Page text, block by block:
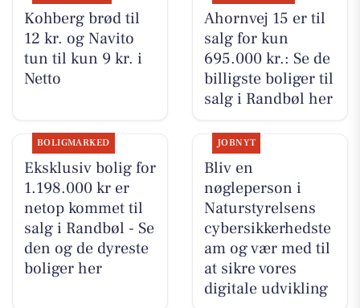
Kohberg brød til
12 kr. og Navito
tun til kun 9 kr. i
Netto
Ahornvej 15 er til
salg for kun
695.000 kr.: Se de
billigste boliger til
salg i Randbøl her
BOLIGMARKED
Eksklusiv bolig for
1.198.000 kr er
netop kommet til
salg i Randbøl - Se
den og de dyreste
boliger her
JOBNYT
Bliv en
nøgleperson i
Naturstyrelsens
cybersikkerhedste
am og vær med til
at sikre vores
digitale udvikling